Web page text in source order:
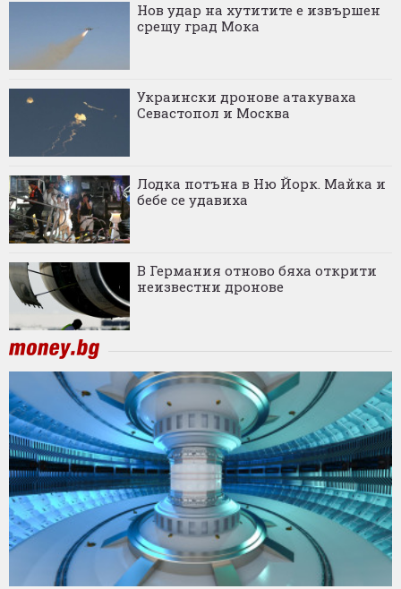
Нов удар на хутитите е извършен
срещу град Мока
Украински дронове атакуваха
Севастопол и Москва
Лодка потъна в Ню Йорк. Майка и
бебе се удавиха
В Германия отново бяха открити
неизвестни дронове